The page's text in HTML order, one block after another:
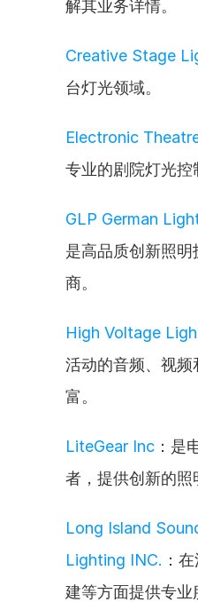
解其业务详情。
Creative Stage
台灯光领域。
Electronic
专业的剧院灯光控
GLP German
是高品质创新照
商。
High Voltage
活动的音频、视
富。
LiteGear Inc ：是
者，提供创新的照
Long Island
Lighting INC. ：
建等方面提供专业